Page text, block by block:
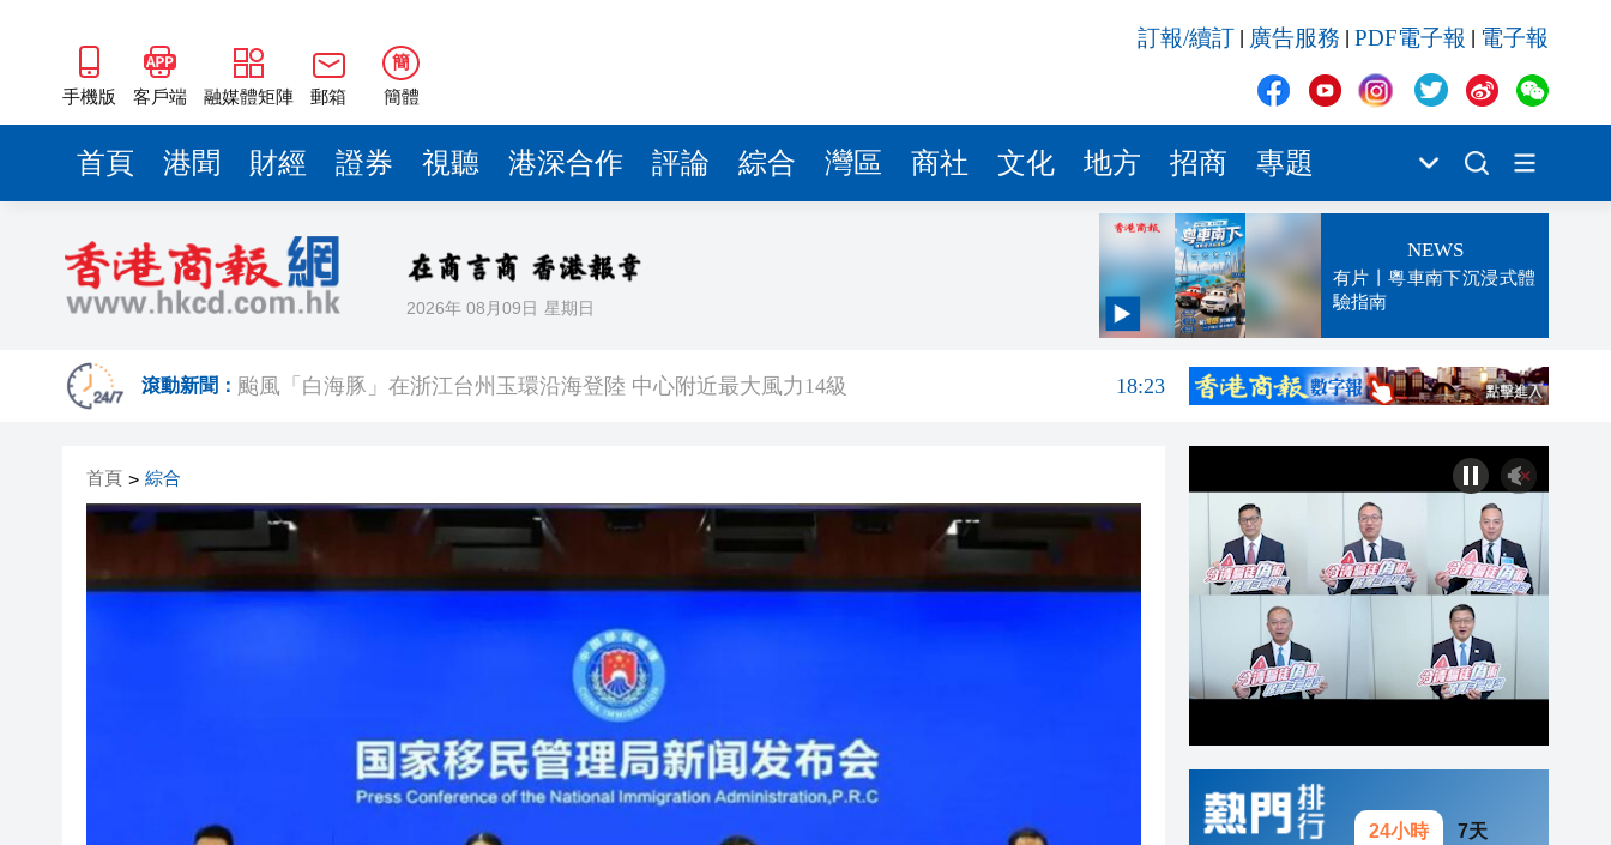
手機版 客戶端 融媒體矩陣 郵箱
簡
簡體
訂報/續訂 廣告服務 PDF電子報 電子報
首頁 港聞 財經 證券 視聽 港深合作 評論 綜合 灣區 商社 文化 地方 招商 專題
2026年 08月09日 星期日
NEWS
有片丨粵車南下沉浸式體
驗指南
滾動新聞：
18:25
颱風「白海豚」在浙江台州玉環沿海登陸 中心附近最大風力14級
18:23
「關鍵變量」？
泰國國家旅遊局：高度重視中國遊客旅遊體驗 將完善產品和服務
有片丨90場諮詢會廣納民意 李家超：首份五年規劃 三季度揭盅
警方破獲新界北村屋爆竊集團 拘5男女涉款210萬元
伊朗外長強調霍爾木茲海峽未重新開放
首頁 > 綜合
24小時 7天